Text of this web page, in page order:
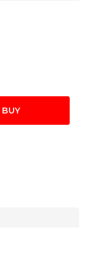
BUY